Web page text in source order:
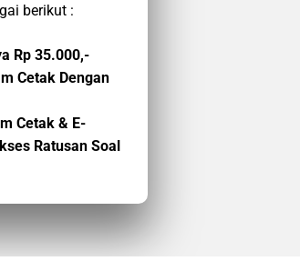
berikut :
Rp 35.000,-
Cetak Dengan
Cetak & E-
Ratusan Soal